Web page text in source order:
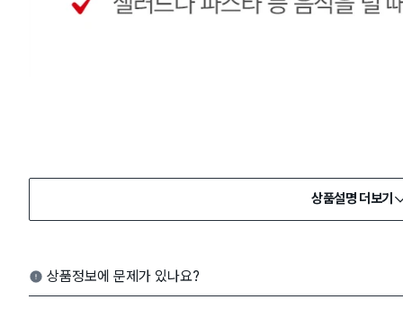
상품설명 더보기
상품정보에 문제가 있나요?